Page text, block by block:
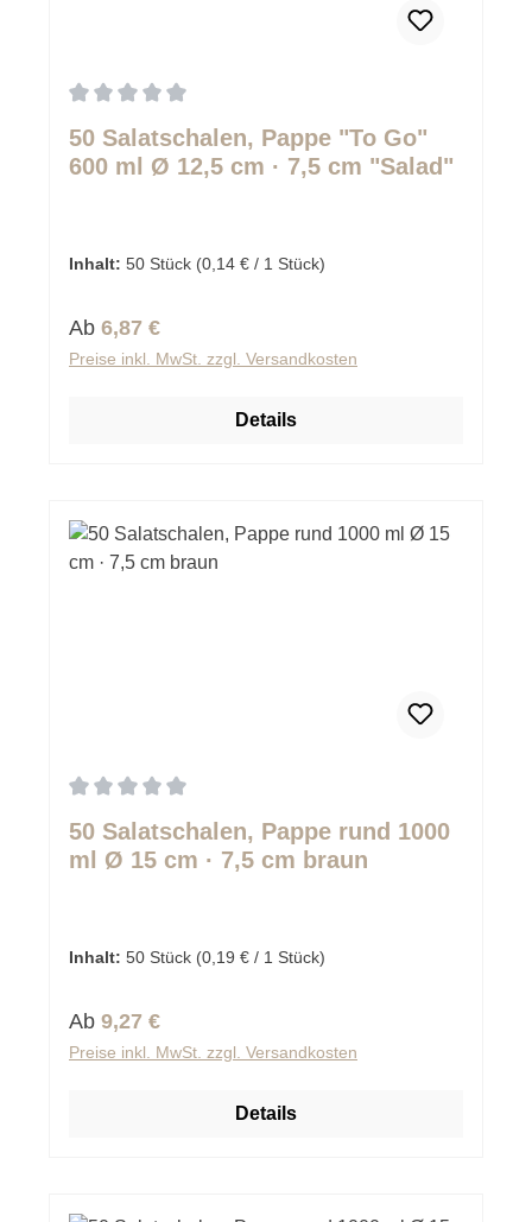
50 Salatschalen, Pappe "To Go"
600 ml Ø 12,5 cm · 7,5 cm "Salad"
Inhalt: 50 Stück (0,14 € / 1 Stück)
Regulärer Preis:
Ab 6,87 €
Preise inkl. MwSt. zzgl. Versandkosten
Details
50 Salatschalen, Pappe rund 1000
ml Ø 15 cm · 7,5 cm braun
Inhalt: 50 Stück (0,19 € / 1 Stück)
Regulärer Preis:
Ab 9,27 €
Preise inkl. MwSt. zzgl. Versandkosten
Details